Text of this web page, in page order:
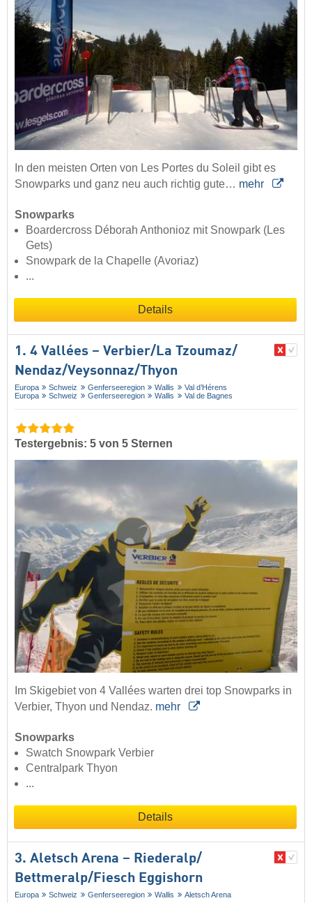
In den meisten Orten von Les Portes du Soleil gibt es
Snowparks und ganz neu auch richtig gute… mehr
Snowparks
Boardercross Déborah Anthonioz mit Snowpark (Les
Gets)
Snowpark de la Chapelle (Avoriaz)
...
Details
1. 4 Vallées – Verbier/​La Tzoumaz/​
Nendaz/​Veysonnaz/​Thyon
Europa Schweiz Genferseeregion Wallis
Val d’Hérens
Europa
Schweiz Genferseeregion Wallis Val de Bagnes
Testergebnis: 5 von 5 Sternen
Im Skigebiet von 4 Vallées warten drei top Snowparks in
Verbier, Thyon und Nendaz. mehr
Snowparks
Swatch Snowpark Verbier
Centralpark Thyon
...
Details
3. Aletsch Arena – Riederalp/​
Bettmeralp/​Fiesch Eggishorn
Europa Schweiz Genferseeregion Wallis Aletsch Arena